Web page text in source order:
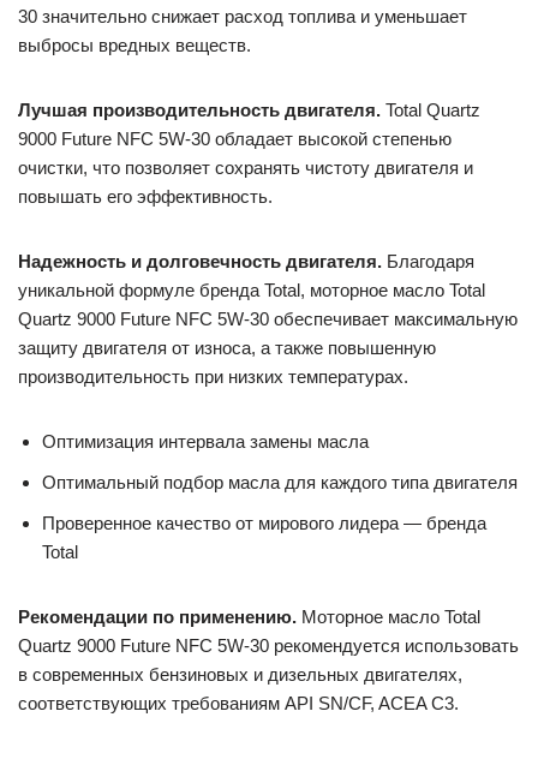
30 значительно снижает расход топлива и уменьшает
выбросы вредных веществ.
Лучшая производительность двигателя. Total Quartz
9000 Future NFC 5W-30 обладает высокой степенью
очистки, что позволяет сохранять чистоту двигателя и
повышать его эффективность.
Надежность и долговечность двигателя. Благодаря
уникальной формуле бренда Total, моторное масло Total
Quartz 9000 Future NFC 5W-30 обеспечивает максимальную
защиту двигателя от износа, а также повышенную
производительность при низких температурах.
Оптимизация интервала замены масла
Оптимальный подбор масла для каждого типа двигателя
Проверенное качество от мирового лидера — бренда
Total
Рекомендации по применению. Моторное масло Total
Quartz 9000 Future NFC 5W-30 рекомендуется использовать
в современных бензиновых и дизельных двигателях,
соответствующих требованиям API SN/CF, ACEA C3.